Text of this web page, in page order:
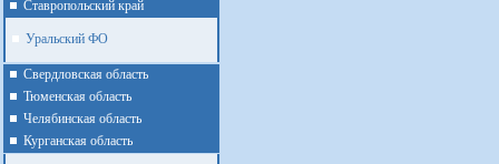
Ставропольский край
Уральский ФО
Cвердловская область
Тюменская область
Челябинская область
Курганская область